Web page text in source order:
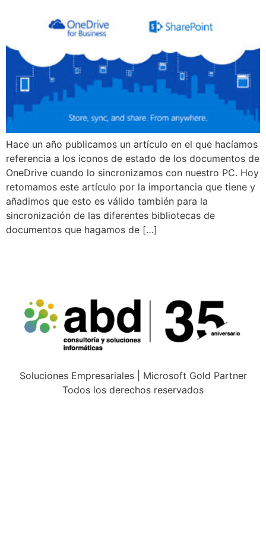
Hace un año publicamos un artículo en el que hacíamos
referencia a los iconos de estado de los documentos de
OneDrive cuando lo sincronizamos con nuestro PC. Hoy
retomamos este artículo por la importancia que tiene y
añadimos que esto es válido también para la
sincronización de las diferentes bibliotecas de
documentos que hagamos de […]
Soluciones Empresariales | Microsoft Gold Partner
Todos los derechos reservados